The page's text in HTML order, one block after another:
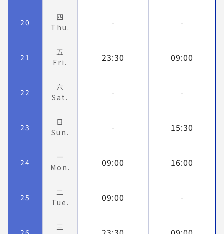
20
四
Thu.
- -
21
五
Fri.
23:30 09:00
22
六
Sat.
- -
23
日
Sun.
- 15:30
24
一
Mon.
09:00 16:00
25
二
Tue.
09:00 -
三